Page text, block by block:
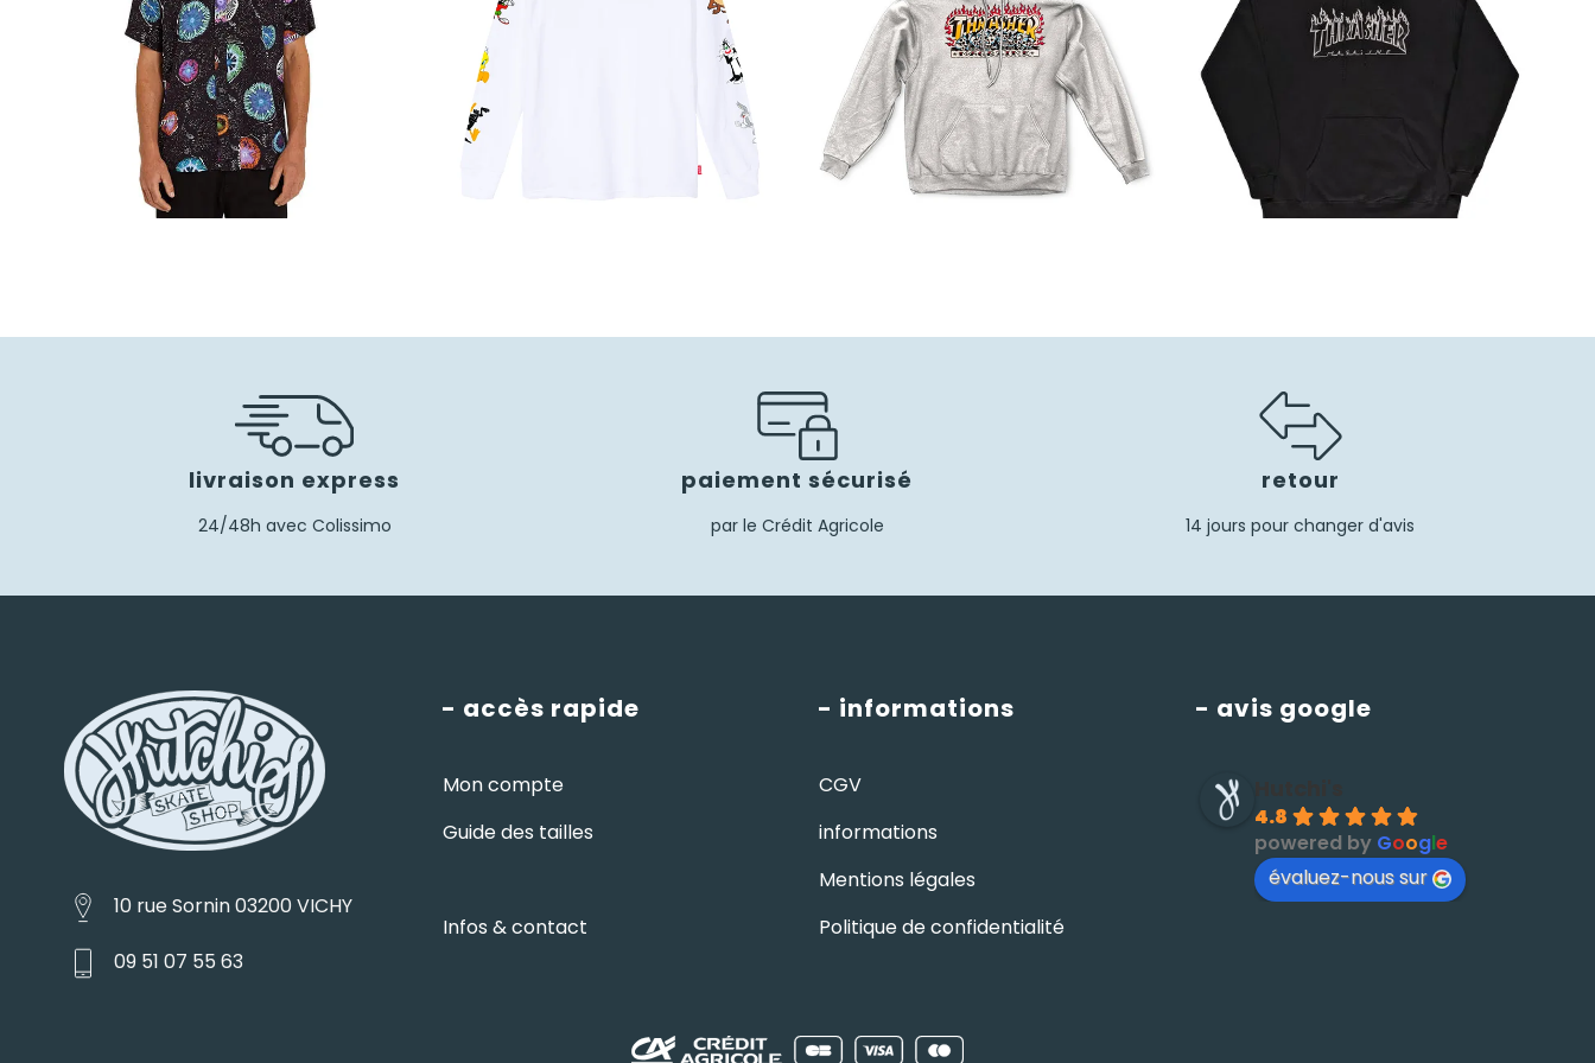
75,00€52,50€ 99,00€ 69,30€
85,00€59,50€
livraison express
24/48h avec Colissimo
paiement sécurisé
par le Crédit Agricole
retour
14 jours pour changer d'avis
10 rue Sornin 03200 VICHY
09 51 07 55 63
- accès rapide
Mon compte
Guide des tailles
Infos & contact
- informations
CGV
informations
Mentions légales
Politique de confidentialité
- avis google
4.8
powered by Google
évaluez-nous sur